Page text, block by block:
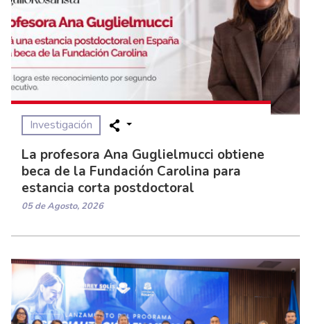
Investigación
La profesora Ana Guglielmucci obtiene
beca de la Fundación Carolina para
estancia corta postdoctoral
05 de Agosto, 2026